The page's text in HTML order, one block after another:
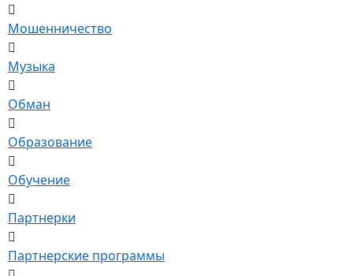
Мошенничество
Музыка
Обман
Образование
Обучение
Партнерки
Партнерские программы